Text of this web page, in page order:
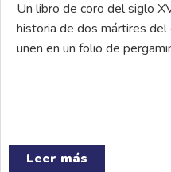
Un libro de coro del siglo
historia de dos mártires
unen en un folio de
Leer más